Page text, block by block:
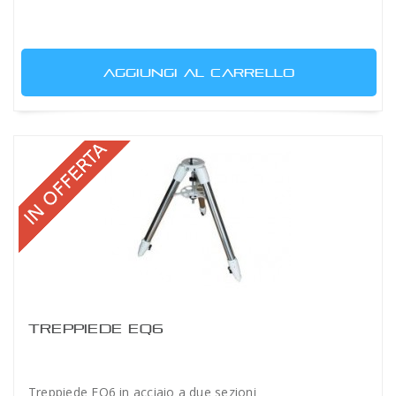
AGGIUNGI AL CARRELLO
TREPPIEDE EQ6
Treppiede EQ6 in acciaio a due sezioni